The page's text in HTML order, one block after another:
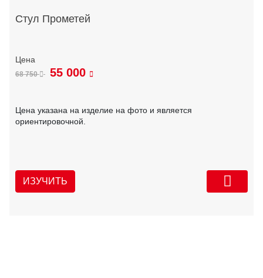
Стул Прометей
68 750 55 000
Цена указана на изделие на фото и является
ориентировочной.
ИЗУЧИТЬ